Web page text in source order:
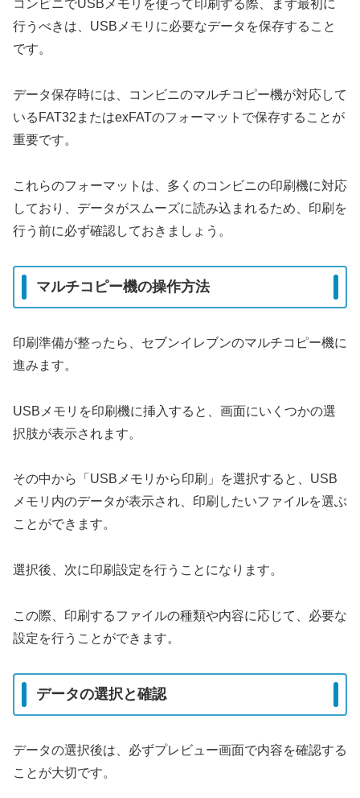
コンビニでUSBメモリを使って印刷する際、まず最初に
行うべきは、USBメモリに必要なデータを保存すること
です。
データ保存時には、コンビニのマルチコピー機が対応して
いるFAT32またはexFATのフォーマットで保存することが
重要です。
これらのフォーマットは、多くのコンビニの印刷機に対応
しており、データがスムーズに読み込まれるため、印刷を
行う前に必ず確認しておきましょう。
マルチコピー機の操作方法
印刷準備が整ったら、セブンイレブンのマルチコピー機に
進みます。
USBメモリを印刷機に挿入すると、画面にいくつかの選
択肢が表示されます。
その中から「USBメモリから印刷」を選択すると、USB
メモリ内のデータが表示され、印刷したいファイルを選ぶ
ことができます。
選択後、次に印刷設定を行うことになります。
この際、印刷するファイルの種類や内容に応じて、必要な
設定を行うことができます。
データの選択と確認
データの選択後は、必ずプレビュー画面で内容を確認する
ことが大切です。